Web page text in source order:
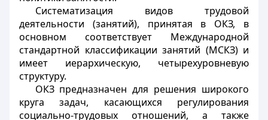
Систематизация видов трудовой
деятельности (занятий), принятая в ОКЗ, в
основном соответствует Международной
стандартной классификации занятий (МСКЗ) и
имеет иерархическую, четырехуровневую
структуру.
ОКЗ предназначен для решения широкого
круга задач, касающихся регулирования
социально-трудовых отношений, а также